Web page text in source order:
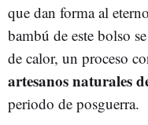
que dan forma al
bambú de este bolso
de calor, un proceso
artesanos naturales
periodo de posguerra.